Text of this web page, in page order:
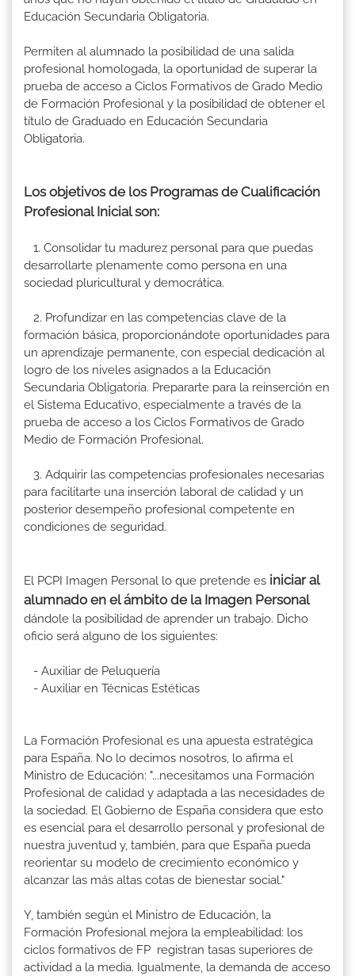
Educación Secundaria Obligatoria.
Permiten al alumnado la posibilidad de una salida
profesional homologada, la oportunidad de superar la
prueba de acceso a Ciclos Formativos de Grado Medio
de Formación Profesional y la posibilidad de obtener el
título de Graduado en Educación Secundaria
Obligatoria.
Los objetivos de los Programas de Cualificación
Profesional Inicial son:
1. Consolidar tu madurez personal para que puedas
desarrollarte plenamente como persona en una
sociedad pluricultural y democrática.
2. Profundizar en las competencias clave de la
formación básica, proporcionándote oportunidades para
un aprendizaje permanente, con especial dedicación al
logro de los niveles asignados a la Educación
Secundaria Obligatoria. Prepararte para la reinserción en
el Sistema Educativo, especialmente a través de la
prueba de acceso a los Ciclos Formativos de Grado
Medio de Formación Profesional.
3. Adquirir las competencias profesionales necesarias
para facilitarte una inserción laboral de calidad y un
posterior desempeño profesional competente en
condiciones de seguridad.
El PCPI Imagen Personal lo que pretende es iniciar al
alumnado en el ámbito de la Imagen Personal
dándole la posibilidad de aprender un trabajo. Dicho
oficio será alguno de los siguientes:
- Auxiliar de Peluquería
- Auxiliar en Técnicas Estéticas
La Formación Profesional es una apuesta estratégica
para España. No lo decimos nosotros, lo afirma el
Ministro de Educación: "...necesitamos una Formación
Profesional de calidad y adaptada a las necesidades de
la sociedad. El Gobierno de España considera que esto
es esencial para el desarrollo personal y profesional de
nuestra juventud y, también, para que España pueda
reorientar su modelo de crecimiento económico y
alcanzar las más altas cotas de bienestar social."
Y, también según el Ministro de Educación, la
Formación Profesional mejora la empleabilidad: los
ciclos formativos de FP registran tasas superiores de
actividad a la media. Igualmente, la demanda de acceso